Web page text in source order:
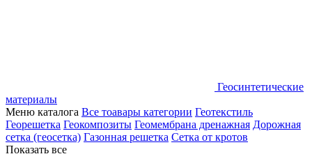
Геосинтетические
материалы
Меню каталога Все тоавары категории Геотекстиль
Георешетка Геокомпозиты Геомембрана дренажная Дорожная
сетка (геосетка) Газонная решетка Сетка от кротов
Показать все